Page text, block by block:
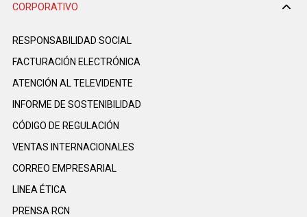
CORPORATIVO
RESPONSABILIDAD SOCIAL
FACTURACIÓN ELECTRÓNICA
ATENCIÓN AL TELEVIDENTE
INFORME DE SOSTENIBILIDAD
CÓDIGO DE REGULACIÓN
VENTAS INTERNACIONALES
CORREO EMPRESARIAL
LINEA ÉTICA
PRENSA RCN